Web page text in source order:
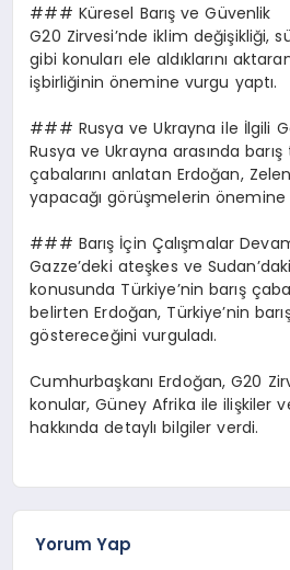
### Küresel Barış ve Güvenlik
G20 Zirvesi’nde iklim değişikliği,
gibi konuları ele aldıklarını
işbirliğinin önemine vurgu yaptı.
### Rusya ve Ukrayna ile İlgili
Rusya ve Ukrayna arasında
çabalarını anlatan Erdoğan,
yapacağı görüşmelerin
### Barış İçin Çalışmalar
Gazze’deki ateşkes ve
konusunda Türkiye’nin barış
belirten Erdoğan, Türkiye’nin
göstereceğini vurguladı.
Cumhurbaşkanı Erdoğan, G20
konular, Güney Afrika ile ilişkiler
hakkında detaylı bilgiler verdi.
Yorum Yap